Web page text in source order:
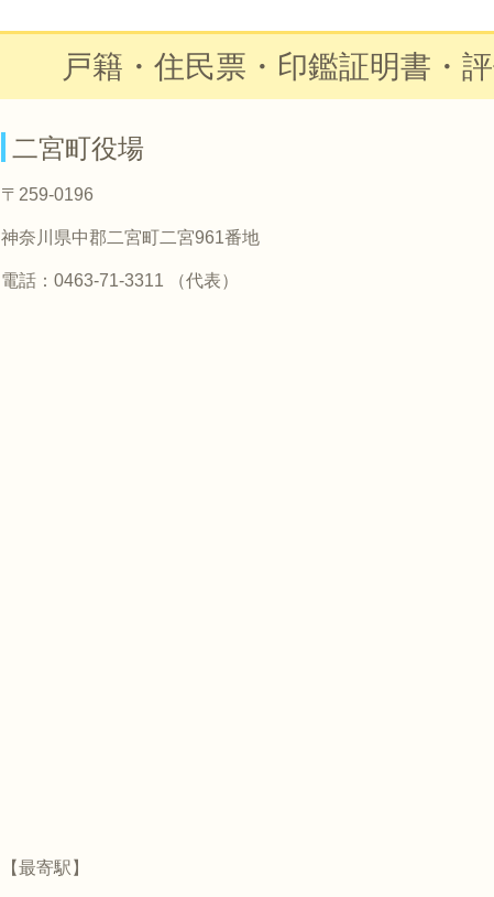
戸籍・住民票・印鑑証明書・
二宮町役場
〒259-0196
神奈川県中郡二宮町二宮961番地
電話：0463-71-3311 （代表）
【最寄駅】